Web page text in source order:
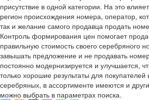
присутствие в одной категории. На это
регион происхождения номера, оператор,
так и желание самого продавца продать
Контроль формирования цен помогает
правильную стоимость своего серебряного
завышать предложение и не продавать
постоянно модернизируется и улучшается,
только хорошие результаты для
серебряных, в ассортименте имеются и
можно выбрать в параметрах поиска.